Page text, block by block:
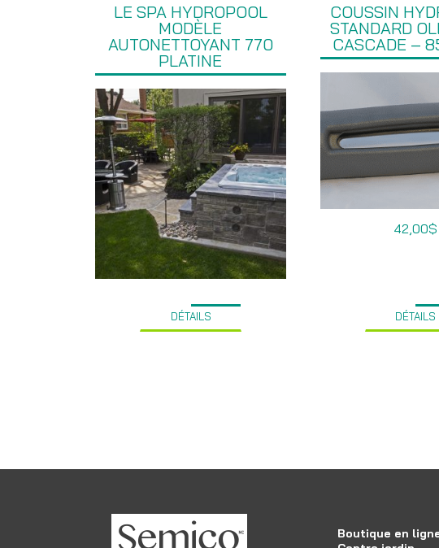
LE SPA HYDROPOOL
MODÈLE
AUTONETTOYANT 770
PLATINE
DÉTAILS
COUSSIN
STANDARD
CASCADE –
42,00$
DÉTAILS
Boutique en